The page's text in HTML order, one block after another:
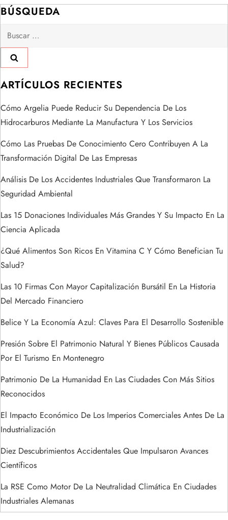
a
c
i
ó
n
d
e
e
n
t
r
a
d
a
s
BÚSQUEDA
Buscar:
ARTÍCULOS RECIENTES
Cómo Argelia Puede Reducir Su Dependencia De Los
Hidrocarburos Mediante La Manufactura Y Los Servicios
Cómo Las Pruebas De Conocimiento Cero Contribuyen A La
Transformación Digital De Las Empresas
Análisis De Los Accidentes Industriales Que Transformaron La
Seguridad Ambiental
Las 15 Donaciones Individuales Más Grandes Y Su Impacto En La
Ciencia Aplicada
¿Qué Alimentos Son Ricos En Vitamina C Y Cómo Benefician Tu
Salud?
Las 10 Firmas Con Mayor Capitalización Bursátil En La Historia
Del Mercado Financiero
Belice Y La Economía Azul: Claves Para El Desarrollo Sostenible
Presión Sobre El Patrimonio Natural Y Bienes Públicos Causada
Por El Turismo En Montenegro
Patrimonio De La Humanidad En Las Ciudades Con Más Sitios
Reconocidos
El Impacto Económico De Los Imperios Comerciales Antes De La
Industrialización
Diez Descubrimientos Accidentales Que Impulsaron Avances
Científicos
La RSE Como Motor De La Neutralidad Climática En Ciudades
Industriales Alemanas